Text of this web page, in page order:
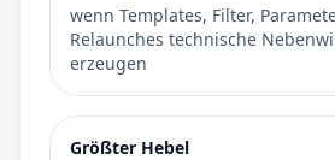
wenn Templates, Filter,
Relaunches technische
erzeugen
Größter Hebel